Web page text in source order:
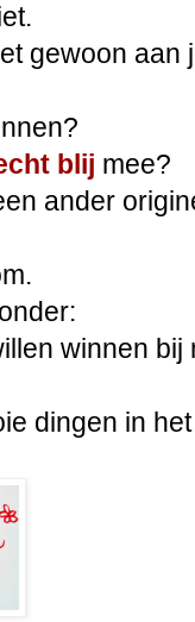
gewoon aan
blij mee?
ander
winnen bij
dingen in